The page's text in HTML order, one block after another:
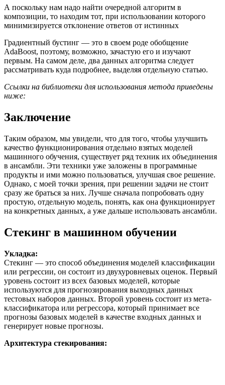
А поскольку нам надо найти очередной алгоритм в
композиции, то находим тот, при использовании которого
минимизируется отклонение ответов от истинных
Градиентный бустинг — это в своем роде обобщение
AdaBoost, поэтому, возможно, зачастую его и изучают
первым. На самом деле, два данных алгоритма следует
рассматривать куда подробнее, выделяя отдельную статью.
Ссылки на библиотеки для использования метода приведены
ниже:
Заключение
Таким образом, мы увидели, что для того, чтобы улучшить
качество функционирования отдельно взятых моделей
машинного обучения, существует ряд техник их объединения
в ансамбли. Эти техники уже заложены в программные
продукты и ими можно пользоваться, улучшая свое решение.
Однако, с моей точки зрения, при решении задачи не стоит
сразу же браться за них. Лучше сначала попробовать одну
простую, отдельную модель, понять, как она функционирует
на конкретных данных, а уже дальше использовать ансамбли.
Стекинг в машинном обучении
Укладка:
Стекинг — это способ объединения моделей классификации
или регрессии, он состоит из двухуровневых оценок. Первый
уровень состоит из всех базовых моделей, которые
используются для прогнозирования выходных данных
тестовых наборов данных. Второй уровень состоит из мета-
классификатора или регрессора, который принимает все
прогнозы базовых моделей в качестве входных данных и
генерирует новые прогнозы.
Архитектура стекирования: